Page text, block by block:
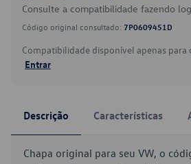
Consulte a compatibilidade fazendo
Código original consultado: 7P0609451D
Compatibilidade disponível apenas para
Entrar
Descrição Características
Chapa original para seu VW, o